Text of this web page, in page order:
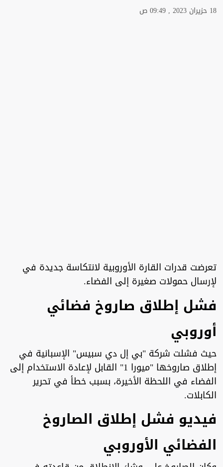
18 حزيران 2023 , 09:49 ص
تعرضت قدرات القارة الأوروبية لانتكاسة جديدة في
لإرسال حمولات صغيرة إلى الفضاء.
فشل إطلاق صاروخ فضائي
أوروبي
حيث فشلت شركة "بي إل دي سبيس" الإسبانية في
إطلاق صاروخها "ميورا 1" القابل لإعادة الاستخدام إلى
الفضاء في اللحظة الأخيرة، بسبب خطأ في تحرير
الكابلات.
فيديو فشل إطلاق الصاروخ
الفضائي الأوروبي